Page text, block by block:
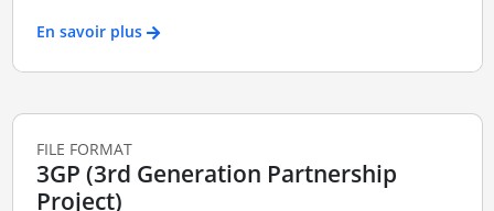
En savoir plus
FILE FORMAT
3GP (3rd Generation Partnership
Project)